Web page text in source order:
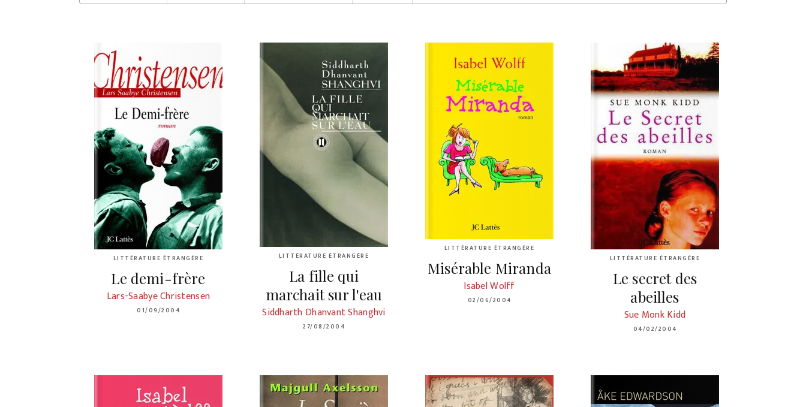
LITTÉRATURE ÉTRANGÈRE
Le demi-frère
Lars-Saabye Christensen
01/09/2004
LITTÉRATURE ÉTRANGÈRE
La fille qui
marchait sur l'eau
Siddharth Dhanvant Shanghvi
27/08/2004
LITTÉRATURE ÉTRANGÈRE
Misérable Miranda
Isabel Wolff
02/06/2004
LITTÉRATURE ÉTRANGÈRE
Le secret des
abeilles
Sue Monk Kidd
04/02/2004